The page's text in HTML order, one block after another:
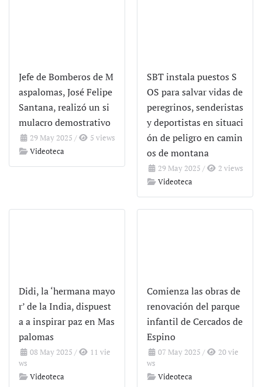
Jefe de Bomberos de M
aspalomas, José Felipe
Santana, realizó un si
mulacro demostrativo
29 May 2025 /
5 views
Videoteca
SBT instala puestos S
OS para salvar vidas de
peregrinos, senderistas
y deportistas en situaci
ón de peligro en camin
os de montana
29 May 2025 /
2 views
Videoteca
Didi, la ‘hermana mayo
r’ de la India, dispuest
a a inspirar paz en Mas
palomas
08 May 2025 /
11 vie
ws
Videoteca
Comienza las obras de
renovación del parque
infantil de Cercados de
Espino
07 May 2025 /
20 vie
ws
Videoteca